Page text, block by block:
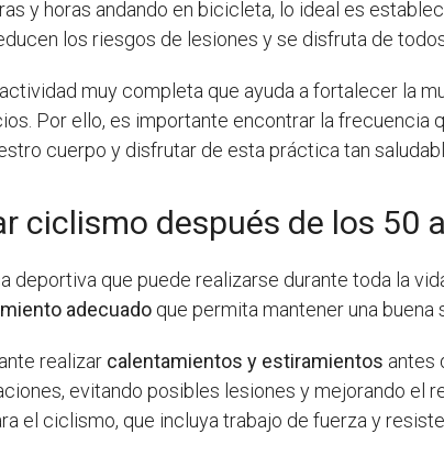
y horas andando en bicicleta, lo ideal es
los riesgos de lesiones y se disfruta de
muy completa que ayuda a fortalecer la
Por ello, es importante encontrar la frecuencia
cuerpo y disfrutar de esta práctica tan
ciclismo después de los 50
deportiva que puede realizarse durante toda la
adecuado que permita mantener una buena
realizar calentamientos y estiramientos antes
evitando posibles lesiones y mejorando el
el ciclismo, que incluya trabajo de fuerza y